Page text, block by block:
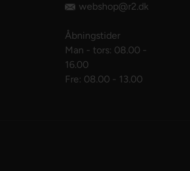
webshop@r2.dk
Åbningstider
Man - tors: 08.00 -
16.00
Fre: 08.00 - 13.00